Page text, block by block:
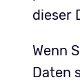
dieser
Wenn
Daten